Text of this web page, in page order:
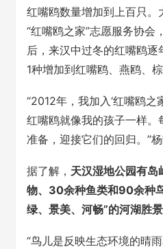
红嘴鸥数量增加到上百只。
“红嘴鸥之家”志愿服务协会
后，来汉中过冬的红嘴鸥
1种增加到红嘴鸥、燕鸥、
“2012年，我加入‘红嘴鸥之
红嘴鸥就像我的孩子一样。
准备，迎接它们的回归。”杨
据了解， 天汉湿地公园有
物、30余种鱼类和90余种
绿、景美、河畅”的河湖胜景
“鸟儿是反映生态环境的晴